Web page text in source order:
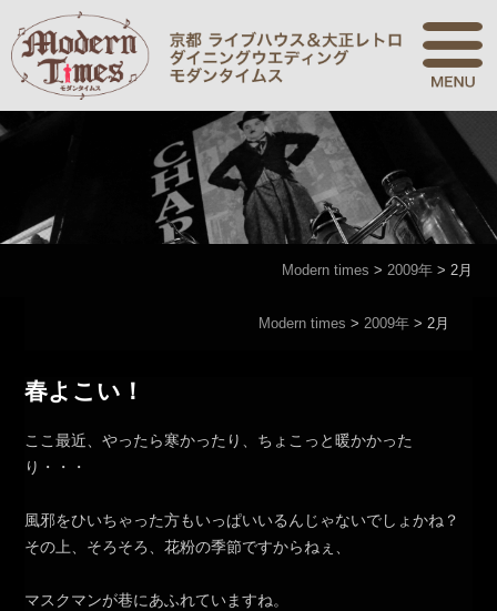
Modern times > 2009年> 2月
Modern times >2009年 >2月
春よこい！
ここ最近、やったら寒かったり、ちょこっと暖かかった
り・・・
風邪をひいちゃった方もいっぱいいるんじゃないでしょかね？
その上、そろそろ、花粉の季節ですからねぇ、
マスクマンが巷にあふれていますね。